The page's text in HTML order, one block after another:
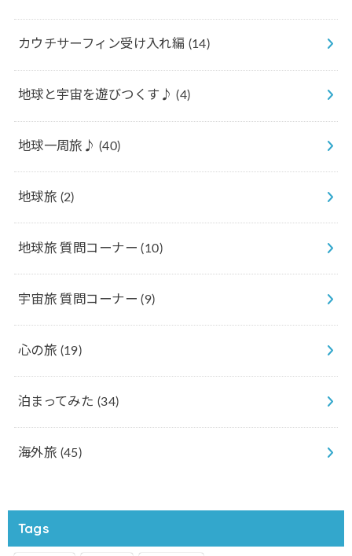
カウチサーフィン受け入れ編 (14)
地球と宇宙を遊びつくす♪(4)
地球一周旅♪ (40)
地球旅 (2)
地球旅 質問コーナー(10)
宇宙旅 質問コーナー(9)
心の旅 (19)
泊まってみた (34)
海外旅 (45)
Tags